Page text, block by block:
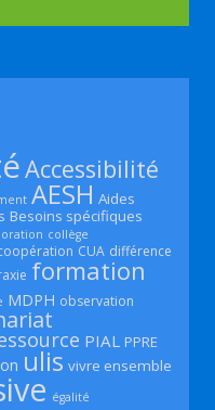
Accessibilité
AESH Aides
Besoins spécifiques
collège
CUA différence
formation
MDPH observation
PIAL PPRE
ulis vivre ensemble
égalité